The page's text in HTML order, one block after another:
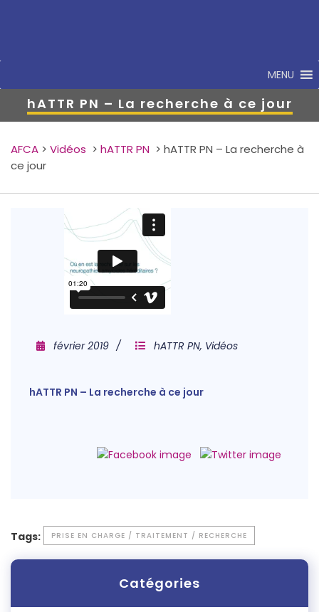
MENU
hATTR PN – La recherche à ce jour
AFCA > Vidéos > hATTR PN > hATTR PN – La recherche à
ce jour
février 2019 hATTR PN, Vidéos
hATTR PN – La recherche à ce jour
Tags: PRISE EN CHARGE / TRAITEMENT / RECHERCHE
Catégories